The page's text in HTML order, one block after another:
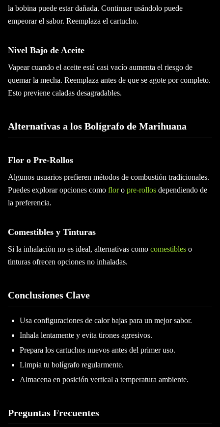
la bobina puede estar dañada. Continuar usándolo puede
empeorar el sabor. Reemplaza el cartucho.
Nivel Bajo de Aceite
Vapear cuando el aceite está casi vacío aumenta el riesgo de
quemar la mecha. Reemplaza antes de que se agote por completo.
Esto previene caladas desagradables.
Alternativas a los Bolígrafo de Marihuana
Flor o Pre-Rollos
Algunos usuarios prefieren métodos de combustión tradicionales.
Puedes explorar opciones como floro pre-rollos dependiendo de
la preferencia.
Comestibles y Tinturas
Si la inhalación no es ideal, alternativas como comestibles o
tinturas ofrecen opciones no inhaladas.
Conclusiones Clave
Usa configuraciones de calor bajas para un mejor sabor.
Inhala lentamente y evita tirones agresivos.
Prepara los cartuchos nuevos antes del primer uso.
Limpia tu bolígrafo regularmente.
Almacena en posición vertical a temperatura ambiente.
Preguntas Frecuentes